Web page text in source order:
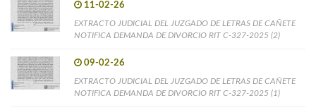
11-02-26
EXTRACTO JUDICIAL DEL JUZGADO DE LETRAS DE CAÑETE
NOTIFICA DEMANDA DE DIVORCIO RIT C-327-2025 (2)
09-02-26
EXTRACTO JUDICIAL DEL JUZGADO DE LETRAS DE CAÑETE
NOTIFICA DEMANDA DE DIVORCIO RIT C-327-2025 (1)